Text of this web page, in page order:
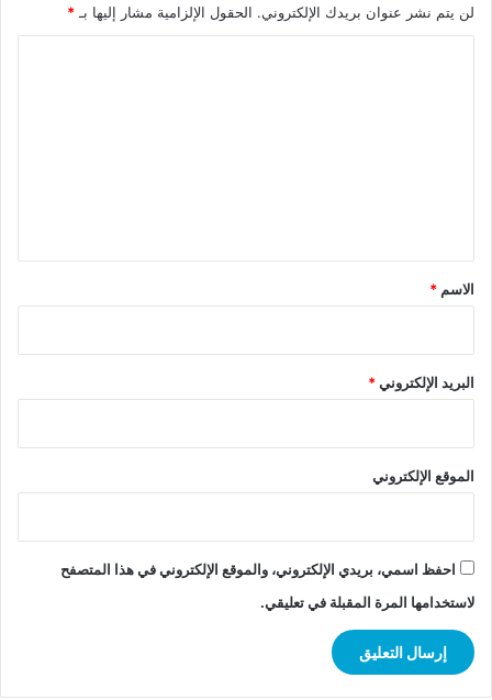
لن يتم نشر عنوان بريدك الإلكتروني. الحقول الإلزامية مشار إليها بـ *
*
الاسم *
البريد الإلكتروني*
الموقع الإلكتروني
احفظ اسمي، بريدي الإلكتروني، والموقع الإلكتروني في هذا المتصفح
لاستخدامها المرة المقبلة في تعليقي.